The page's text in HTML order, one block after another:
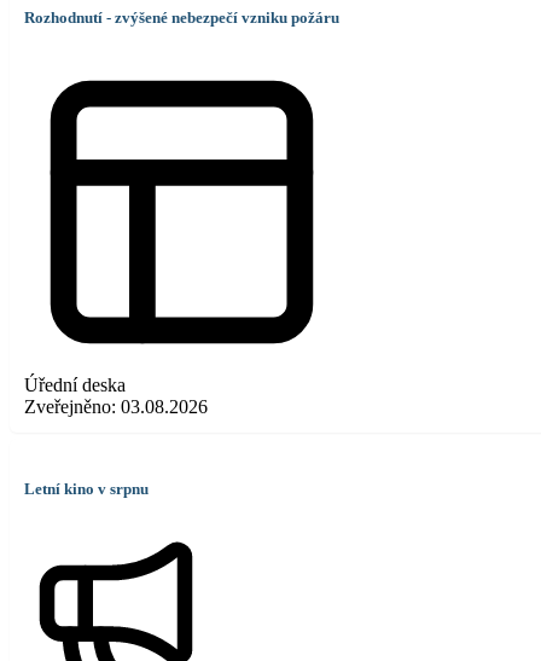
Rozhodnutí - zvýšené nebezpečí vzniku požáru
Úřední deska
Zveřejněno: 03.08.2026
Letní kino v srpnu